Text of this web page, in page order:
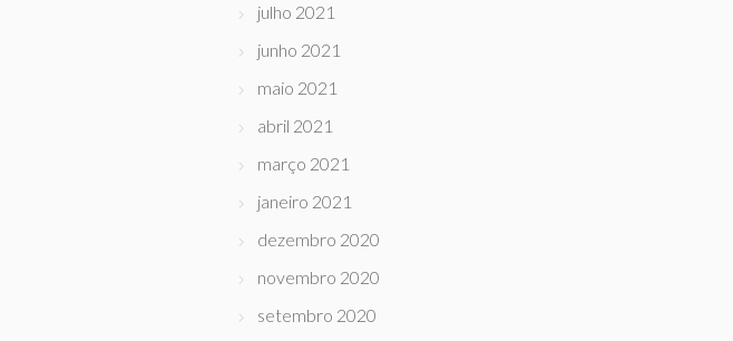
julho 2021
junho 2021
maio 2021
abril 2021
março 2021
janeiro 2021
dezembro 2020
novembro 2020
setembro 2020